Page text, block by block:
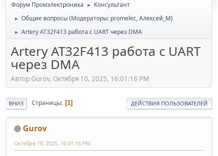
Форум Промэлектроника ► Консультант
► Общие вопросы(Модераторы: promelec,Алексей_М)
► Artery AT32F413 работа c UART через DMA
Artery AT32F413 работа c UART
через DMA
Автор Gurov, Октября 10, 2025, 16:01:16 PM
ВНИЗ Страницы 1 ДЕЙСТВИЯ ПОЛЬЗОВАТЕЛЕЙ
Gurov
Октября 10, 2025, 16:01:16 PM